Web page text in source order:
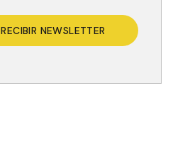
RECIBIR NEWSLETTER